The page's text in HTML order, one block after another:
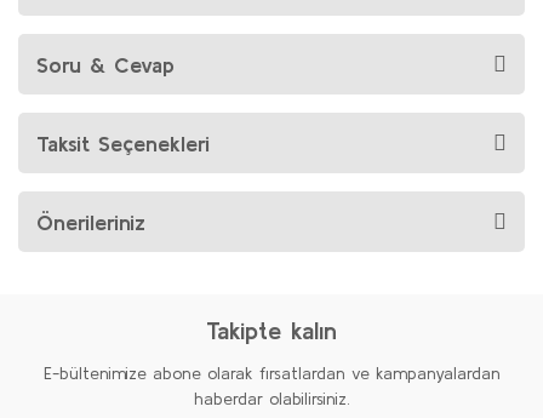
Soru & Cevap
Taksit Seçenekleri
Önerileriniz
Takipte kalın
E-bültenimize abone olarak fırsatlardan ve kampanyalardan
haberdar olabilirsiniz.